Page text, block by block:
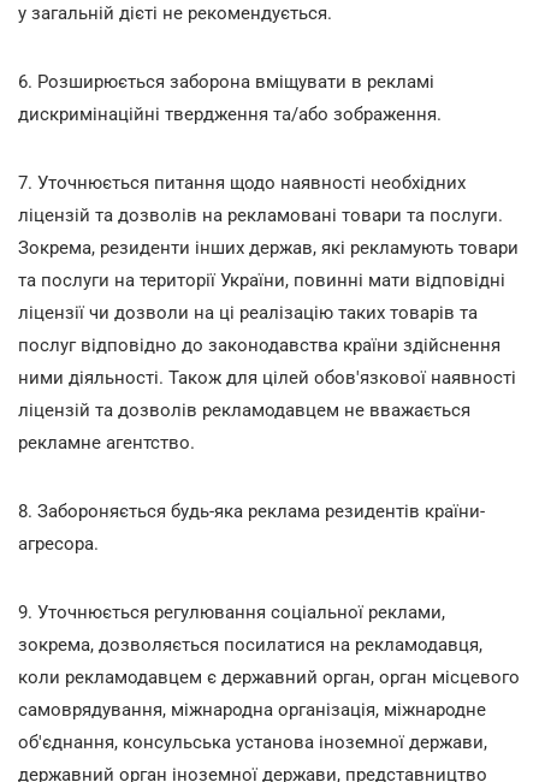
у загальній дієті не рекомендується.
6. Розширюється заборона вміщувати в рекламі
дискримінаційні твердження та/або зображення.
7. Уточнюється питання щодо наявності необхідних
ліцензій та дозволів на рекламовані товари та послуги.
Зокрема, резиденти інших держав, які рекламують товари
та послуги на території України, повинні мати відповідні
ліцензії чи дозволи на ці реалізацію таких товарів та
послуг відповідно до законодавства країни здійснення
ними діяльності. Також для цілей обов'язкової наявності
ліцензій та дозволів рекламодавцем не вважається
рекламне агентство.
8. Забороняється будь-яка реклама резидентів країни-
агресора.
9. Уточнюється регулювання соціальної реклами,
зокрема, дозволяється посилатися на рекламодавця,
коли рекламодавцем є державний орган, орган місцевого
самоврядування, міжнародна організація, міжнародне
об'єднання, консульська установа іноземної держави,
державний орган іноземної держави, представництво